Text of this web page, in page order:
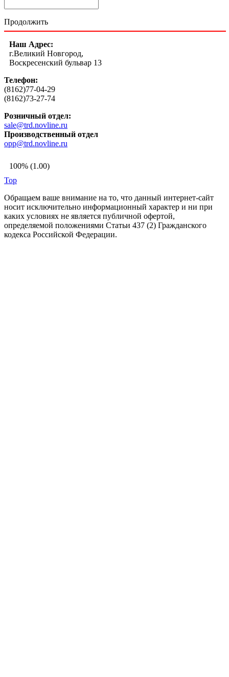
Продолжить
Наш Адрес:
г.Великий Новгород,
Воскресенский бульвар 13
Телефон:
(8162)77-04-29
(8162)73-27-74
Розничный отдел:
sale@trd.novline.ru
Производственный отдел
opp@trd.novline.ru
100% (1.00)
Top
Обращаем ваше внимание на то, что данный интернет-сайт
носит исключительно информационный характер и ни при
каких условиях не является публичной офертой,
определяемой положениями Статьи 437 (2) Гражданского
кодекса Российской Федерации.